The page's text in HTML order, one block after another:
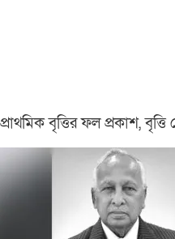
প্রাথমিক বৃত্তির ফল প্রকাশ,